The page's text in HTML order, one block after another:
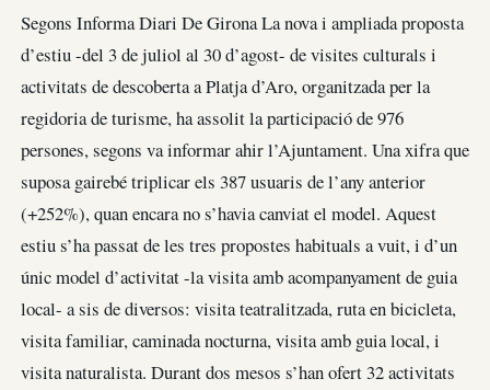
Segons Informa Diari De Girona La nova i ampliada proposta
d’estiu -del 3 de juliol al 30 d’agost- de visites culturals i
activitats de descoberta a Platja d’Aro, organitzada per la
regidoria de turisme, ha assolit la participació de 976
persones, segons va informar ahir l’Ajuntament. Una xifra que
suposa gairebé triplicar els 387 usuaris de l’any anterior
(+252%), quan encara no s’havia canviat el model. Aquest
estiu s’ha passat de les tres propostes habituals a vuit, i d’un
únic model d’activitat -la visita amb acompanyament de guia
local- a sis de diversos: visita teatralitzada, ruta en bicicleta,
visita familiar, caminada nocturna, visita amb guia local, i
visita naturalista. Durant dos mesos s’han ofert 32 activitats